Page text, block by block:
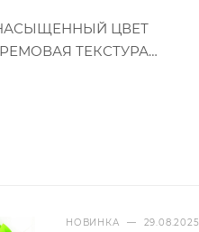
ЦВЕТ
ТЕКСТУРА
НОВИНКА — 29.08.2025